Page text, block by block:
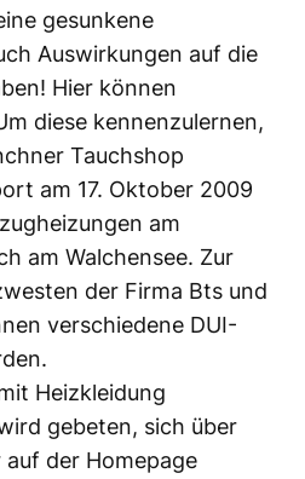
gesunkene
Auswirkungen auf die
Hier können
diese kennenzulernen,
Tauchshop
am 17. Oktober 2009
am
am Walchensee. Zur
der Firma Bts und
verschiedene DUI-
Heizkleidung
gebeten, sich über
der Homepage